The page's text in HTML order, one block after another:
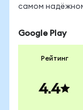
самом
Google Play
Рейтинг
4.4